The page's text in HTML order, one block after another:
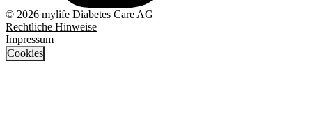
© 2026 mylife Diabetes Care AG
Rechtliche Hinweise
Impressum
Cookies